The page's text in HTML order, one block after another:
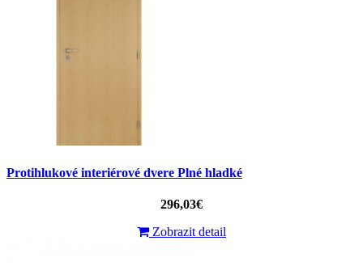
Protihlukové interiérové ​​dvere Plné hladké
296,03€
Zobrazit detail